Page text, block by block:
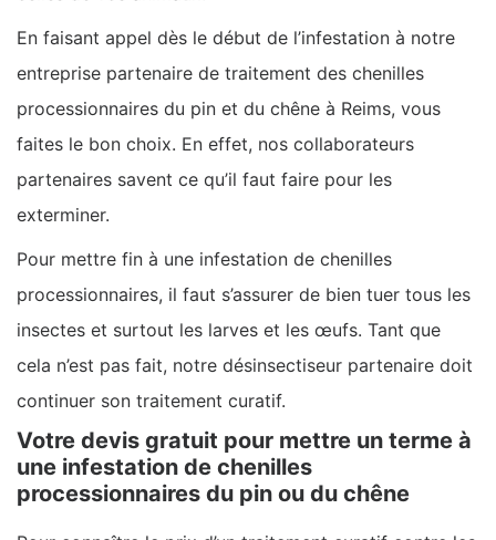
En faisant appel dès le début de l’infestation à notre
entreprise partenaire de traitement des chenilles
processionnaires du pin et du chêne à Reims, vous
faites le bon choix. En effet, nos collaborateurs
partenaires savent ce qu’il faut faire pour les
exterminer.
Pour mettre fin à une infestation de chenilles
processionnaires, il faut s’assurer de bien tuer tous les
insectes et surtout les larves et les œufs. Tant que
cela n’est pas fait, notre désinsectiseur partenaire doit
continuer son traitement curatif.
Votre devis gratuit pour mettre un terme à
une infestation de chenilles
processionnaires du pin ou du chêne